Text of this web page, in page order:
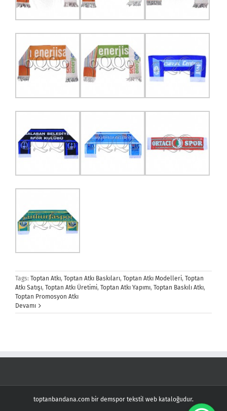
Tags: Toptan Atkı, Toptan Atkı Baskıları, Toptan Atkı Modelleri, Toptan
Atkı Satışı, Toptan Atkı Üretimi, Toptan Atkı Yapımı, Toptan Baskılı Atkı,
Toptan Promosyon Atkı
Devamı
toptanbandana.com bir demspor tekstil web kataloğudur.